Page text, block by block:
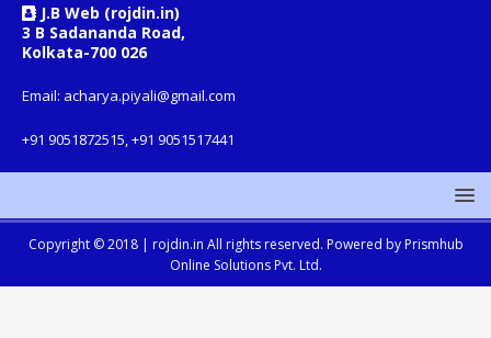
J.B Web (rojdin.in)
3 B Sadananda Road,
Kolkata-700 026
Email: acharya.piyali@gmail.com
+91 9051872515, +91 9051517441
Copyright © 2018 | rojdin.in All rights reserved. Powered by Prismhub
Online Solutions Pvt. Ltd.